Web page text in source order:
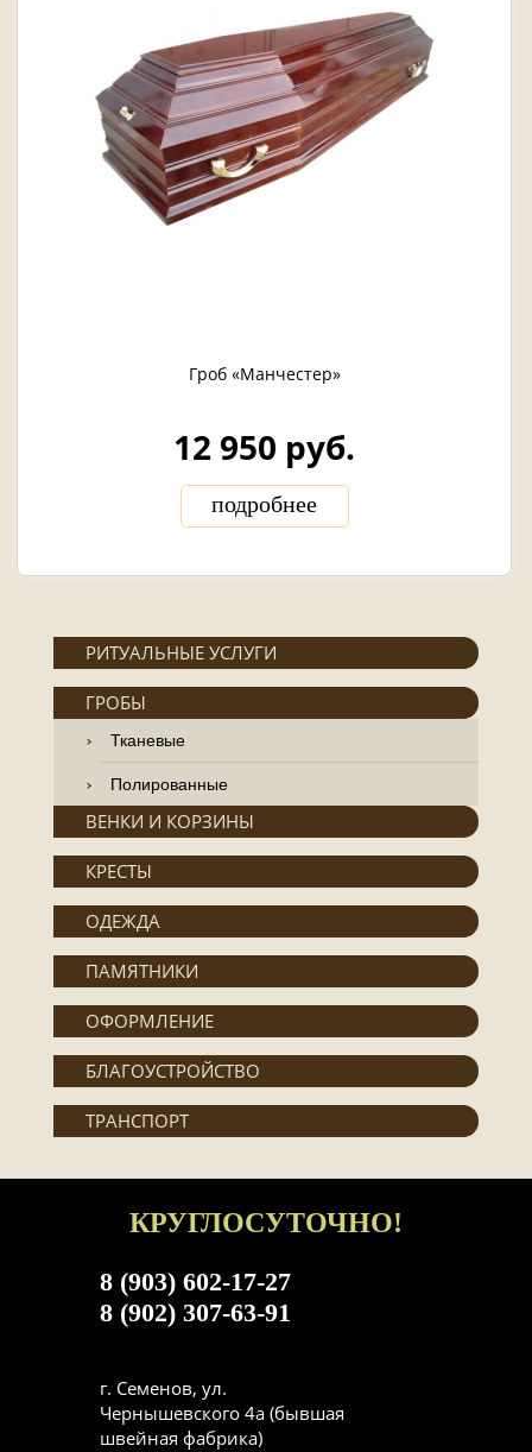
Гроб «Манчестер»
12 950 руб.
подробнее
РИТУАЛЬНЫЕ УСЛУГИ
ГРОБЫ
Тканевые
Полированные
ВЕНКИ И КОРЗИНЫ
КРЕСТЫ
ОДЕЖДА
ПАМЯТНИКИ
ОФОРМЛЕНИЕ
БЛАГОУСТРОЙСТВО
ТРАНСПОРТ
КРУГЛОСУТОЧНО!
8 (903) 602-17-27
8 (902) 307-63-91
г. Семенов, ул.
Чернышевского 4а (бывшая
швейная фабрика)